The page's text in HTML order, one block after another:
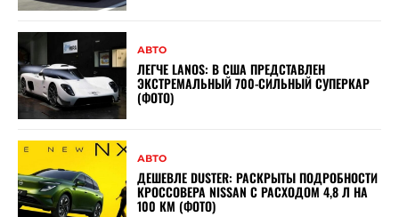
АВТО
ЛЕГЧЕ LANOS: В США ПРЕДСТАВЛЕН
ЭКСТРЕМАЛЬНЫЙ 700-СИЛЬНЫЙ СУПЕРКАР
(ФОТО)
АВТО
ДЕШЕВЛЕ DUSTER: РАСКРЫТЫ ПОДРОБНОСТИ
КРОССОВЕРА NISSAN С РАСХОДОМ 4,8 Л НА
100 КМ (ФОТО)